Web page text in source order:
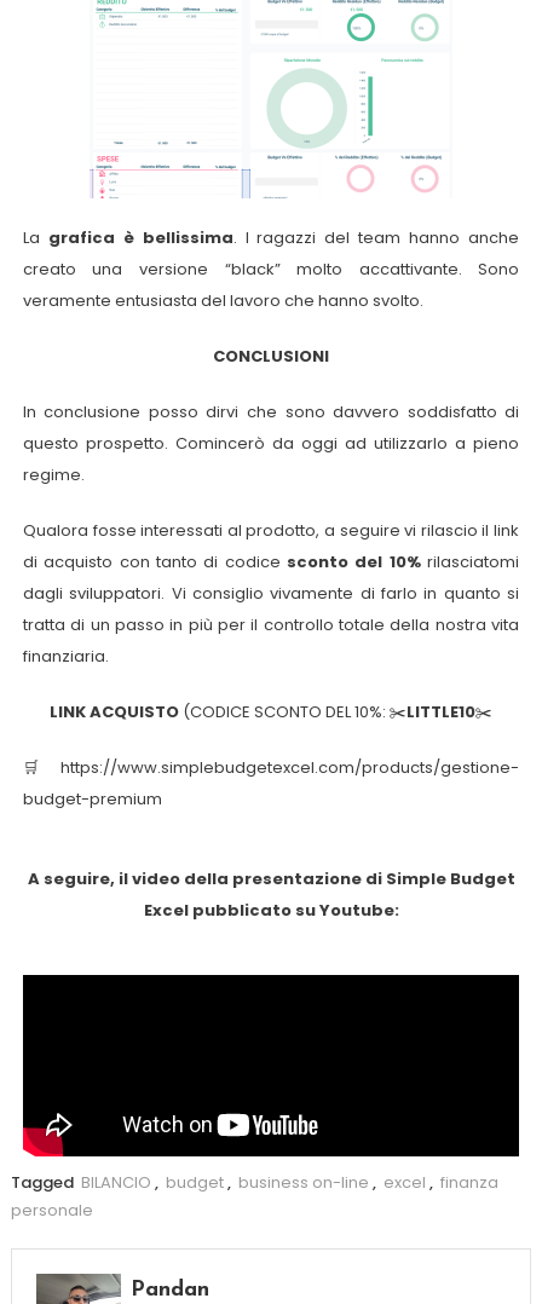
La grafica è bellissima. I ragazzi del team hanno anche
creato una versione “black” molto accattivante. Sono
veramente entusiasta del lavoro che hanno svolto.
CONCLUSIONI
In conclusione posso dirvi che sono davvero soddisfatto di
questo prospetto. Comincerò da oggi ad utilizzarlo a pieno
regime.
Qualora fosse interessati al prodotto, a seguire vi rilascio il link
di acquisto con tanto di codice sconto del 10%rilasciatomi
dagli sviluppatori. Vi consiglio vivamente di farlo in quanto si
tratta di un passo in più per il controllo totale della nostra vita
finanziaria.
LINK ACQUISTO (CODICE SCONTO DEL 10%: ✂️LITTLE10✂️
🛒 https://www.simplebudgetexcel.com/products/gestione-
budget-premium
A seguire, il video della presentazione di Simple Budget
Excel pubblicato su Youtube:
Tagged BILANCIO , budget, business on-line , excel , finanza
personale
Pandan